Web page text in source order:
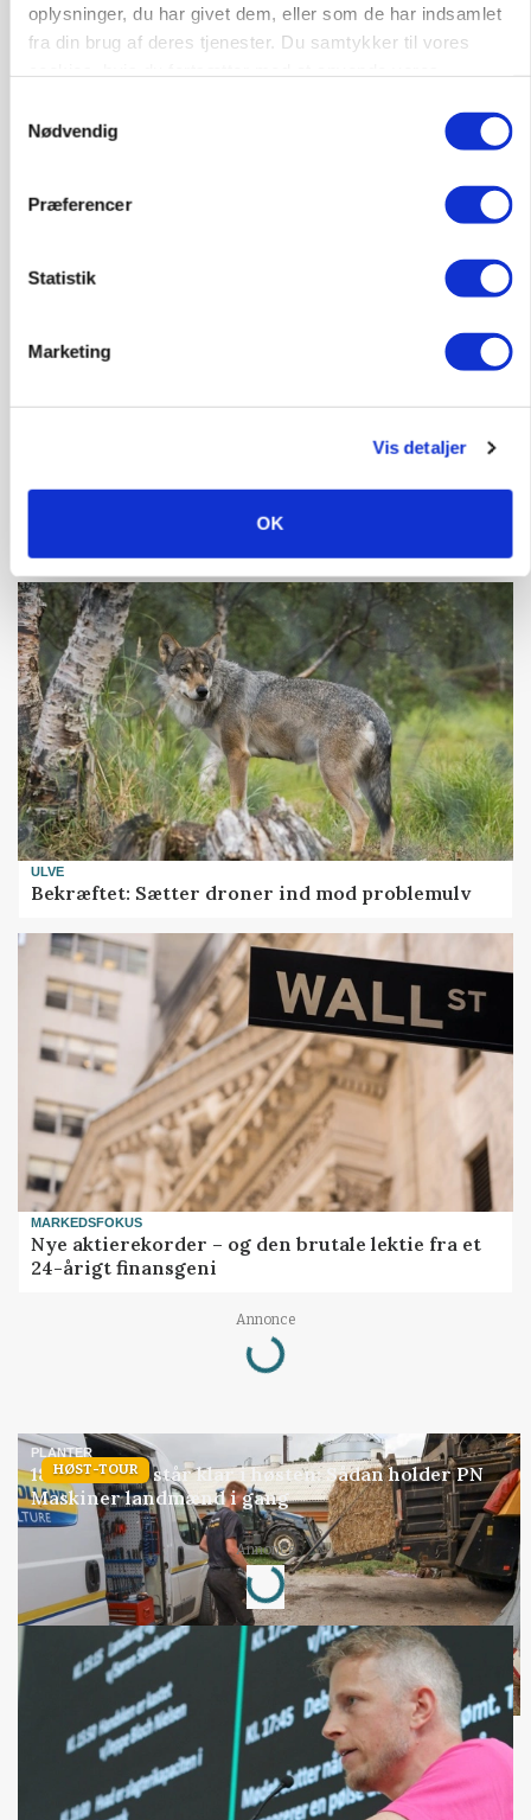
oplysninger, du har givet dem, eller som de har indsamlet
fra din brug af deres tjenester. Du samtykker til vores
Nødvendig
Præferencer
Statistik
Marketing
Vis detaljer
OK
PLANTER
Før såmaskinen kører: Her er efterårets største
skadedyrsrisici
Uændret notering: Spæde lyspunkter i fortsat
ULVE
Bekræftet: Sætter droner ind mod problemulv
MARKEDSFOKUS
Nye aktierekorder – og den brutale lektie fra et
24-årigt finansgeni
Annonce
Loading...
HØST-TOUR
PLANTER
18 montører står klar i høsten: Sådan holder PN
Maskiner landmænd i gang
Annonce
Loading...